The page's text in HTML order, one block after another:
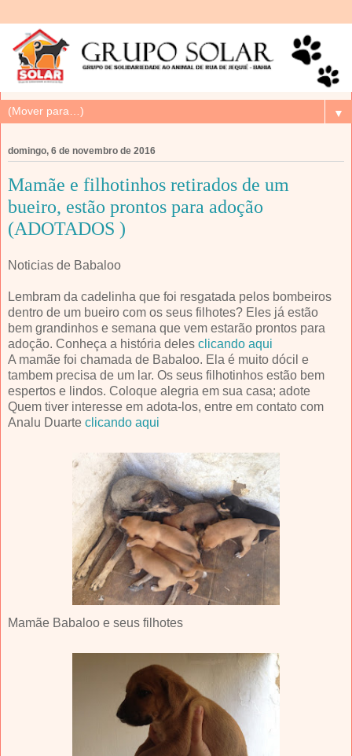
▼
domingo, 6 de novembro de 2016
Mamãe e filhotinhos retirados de um
bueiro, estão prontos para adoção
(ADOTADOS )
Noticias de Babaloo
Lembram da cadelinha que foi resgatada pelos bombeiros
dentro de um bueiro com os seus filhotes? Eles já estão
bem grandinhos e semana que vem estarão prontos para
adoção. Conheça a história deles clicando aqui
A mamãe foi chamada de Babaloo. Ela é muito dócil e
tambem precisa de um lar. Os seus filhotinhos estão bem
espertos e lindos. Coloque alegria em sua casa; adote
Quem tiver interesse em adota-los, entre em contato com
Analu Duarte clicando aqui
Mamãe Babaloo e seus filhotes